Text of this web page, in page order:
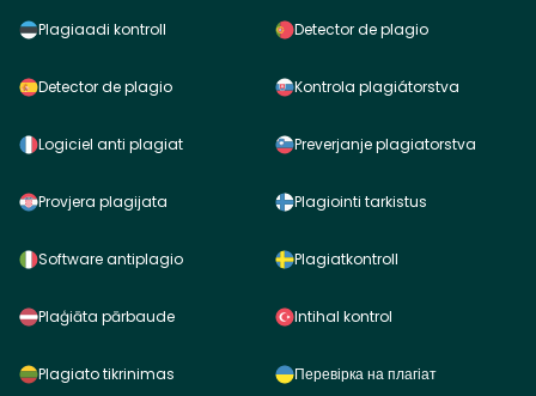
Plagiaadi kontroll
Detector de plagio
Logiciel anti plagiat
Provjera plagijata
Software antiplagio
Plaģiāta pārbaude
Plagiato tikrinimas
Detector de plagio
Kontrola plagiátorstva
Preverjanje plagiatorstva
Plagiointi tarkistus
Plagiatkontroll
Intihal kontrol
Перевірка на плагіат